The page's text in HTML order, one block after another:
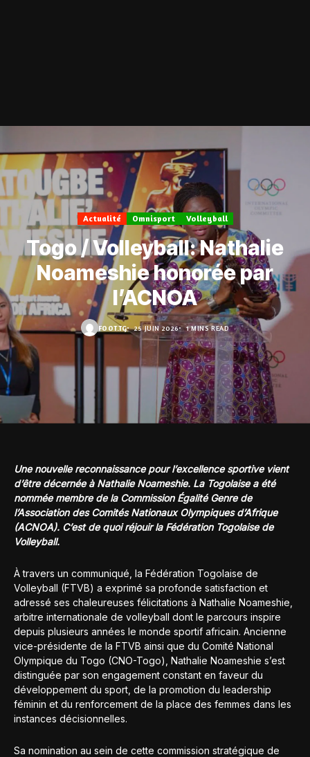
Actualité Omnisport Volleyball
Togo / Volleyball: Nathalie
Noameshie honorée par
l’ACNOA
FOOT.TG 25 JUIN 2026 1 MINS READ
Une nouvelle reconnaissance pour l’excellence sportive vient
d’être décernée à Nathalie Noameshie. La Togolaise a été
nommée membre de la Commission Égalité Genre de
l’Association des Comités Nationaux Olympiques d’Afrique
(ACNOA). C’est de quoi réjouir la Fédération Togolaise de
Volleyball.
À travers un communiqué, la Fédération Togolaise de
Volleyball (FTVB) a exprimé sa profonde satisfaction et
adressé ses chaleureuses félicitations à Nathalie Noameshie,
arbitre internationale de volleyball dont le parcours inspire
depuis plusieurs années le monde sportif africain. Ancienne
vice-présidente de la FTVB ainsi que du Comité National
Olympique du Togo (CNO-Togo), Nathalie Noameshie s’est
distinguée par son engagement constant en faveur du
développement du sport, de la promotion du leadership
féminin et du renforcement de la place des femmes dans les
instances décisionnelles.
Sa nomination au sein de cette commission stratégique de